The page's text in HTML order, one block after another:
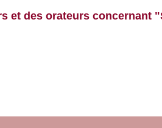
et des orateurs concernant